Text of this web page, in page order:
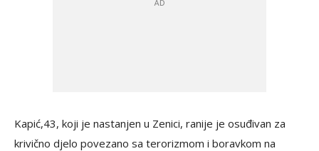
Kapić,43, koji je nastanjen u Zenici, ranije je osuđivan za
krivično djelo povezano sa terorizmom i boravkom na